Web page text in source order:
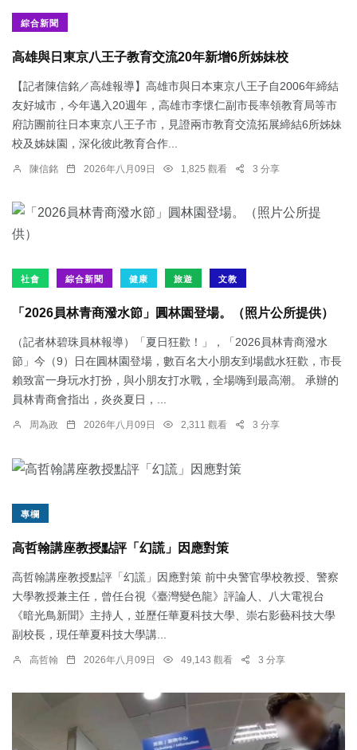
綜合新聞
高雄與日東京八王子教育交流20年新增6所姊妹校
【記者陳信銘／高雄報導】高雄市與日本東京八王子自2006年締結
友好城市，今年邁入20週年，高雄市李懷仁副市長率領教育局等市
府訪團前往日本東京八王子市，見證兩市教育交流拓展締結6所姊妹
校及姊妹園，深化彼此教育合作...
陳信銘 2026年八月09日 1,825 觀看 3 分享
社會 綜合新聞 健康 旅遊 文教
「2026員林青商潑水節」圓林園登場。（照片公所提供）
（記者林碧珠員林報導）「夏日狂歡！」，「2026員林青商潑水
節」今（9）日在圓林園登場，數百名大小朋友到場戲水狂歡，市長
賴致富一身玩水打扮，與小朋友打水戰，全場嗨到最高潮。 承辦的
員林青商會指出，炎炎夏日，...
周為政 2026年八月09日 2,311 觀看 3 分享
專欄
高哲翰講座教授點評「幻謊」因應對策
高哲翰講座教授點評「幻謊」因應對策 前中央警官學校教授、警察
大學教授兼主任，曾任台視《臺灣變色龍》評論人、八大電視台
《暗光鳥新聞》主持人，並歷任華夏科技大學、崇右影藝科技大學
副校長，現任華夏科技大學講...
高哲翰 2026年八月09日 49,143 觀看 3 分享